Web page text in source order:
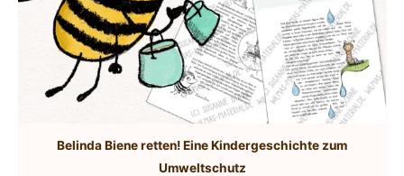
Belinda Biene retten! Eine Kindergeschichte zum
Umweltschutz